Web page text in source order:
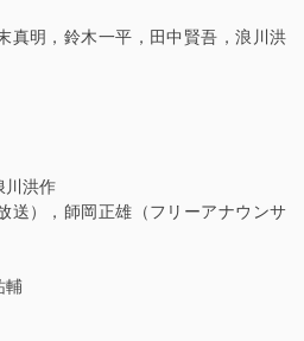
真明，鈴木一平，田中賢吾，浪川洪
川洪作
送），師岡正雄（フリーアナウンサ
輔